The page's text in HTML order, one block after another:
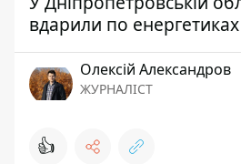
вдарили по
Олексій Александров
ЖУРНАЛІСТ
👍